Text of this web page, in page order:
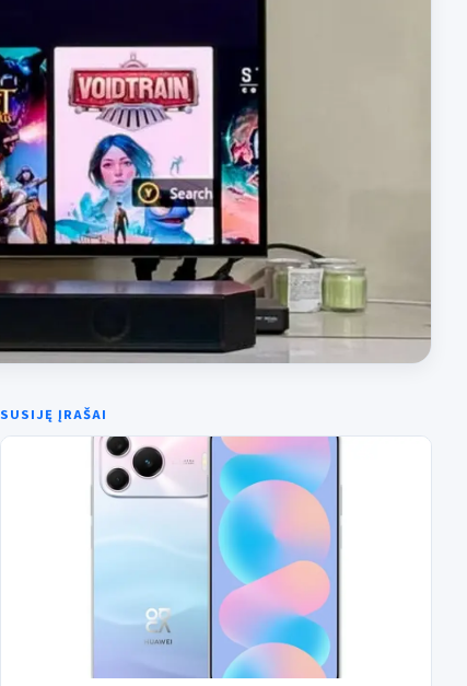
SUSIJĘ ĮRAŠAI